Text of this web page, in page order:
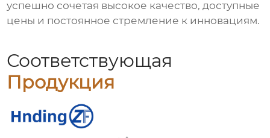
успешно сочетая высокое качество, доступные
цены и постоянное стремление к инновациям.
Соответствующая
Продукция